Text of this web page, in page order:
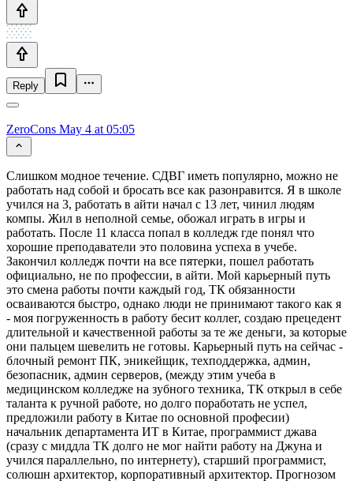
Reply
ZeroCons May 4 at 05:05
Слишком модное течение. СДВГ иметь популярно, можно не
работать над собой и бросать все как разонравится. Я в школе
учился на 3, работать в айти начал с 13 лет, чинил людям
компы. Жил в неполной семье, обожал играть в игры и
работать. После 11 класса попал в колледж где понял что
хорошие преподаватели это половина успеха в учебе.
Закончил колледж почти на все пятерки, пошел работать
официально, не по профессии, в айти. Мой карьерный путь
это смена работы почти каждый год, ТК обязанности
осваиваются быстро, однако люди не принимают такого как я
- моя погруженность в работу бесит коллег, создаю прецедент
длительной и качественной работы за те же деньги, за которые
они пальцем шевелить не готовы. Карьерный путь на сейчас -
блочный ремонт ПК, эникейщик, техподдержка, админ,
безопасник, админ серверов, (между этим учеба в
медицинском колледже на зубного техника, ТК открыл в себе
таланта к ручной работе, но долго поработать не успел,
предложили работу в Китае по основной професии)
начальник департамента ИТ в Китае, программист джава
(сразу с миддла ТК долго не мог найти работу на Джуна и
учился параллельно, по интернету), старший программист,
солюшн архитектор, корпоративный архитектор. Прогнозом